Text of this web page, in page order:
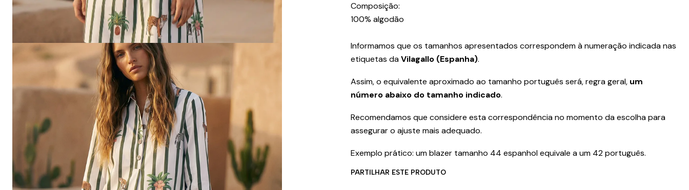
Composição:
100% algodão
Informamos que os tamanhos apresentados correspondem à numeração indicada nas
etiquetas daVilagallo (Espanha).
Assim, o equivalente aproximado ao tamanho português será, regra geral, um
número abaixo do tamanho indicado.
Recomendamos que considere esta correspondência no momento da escolha para
assegurar o ajuste mais adequado.
Exemplo prático: um blazer tamanho 44 espanhol equivale a um 42 português.
PARTILHAR ESTE PRODUTO